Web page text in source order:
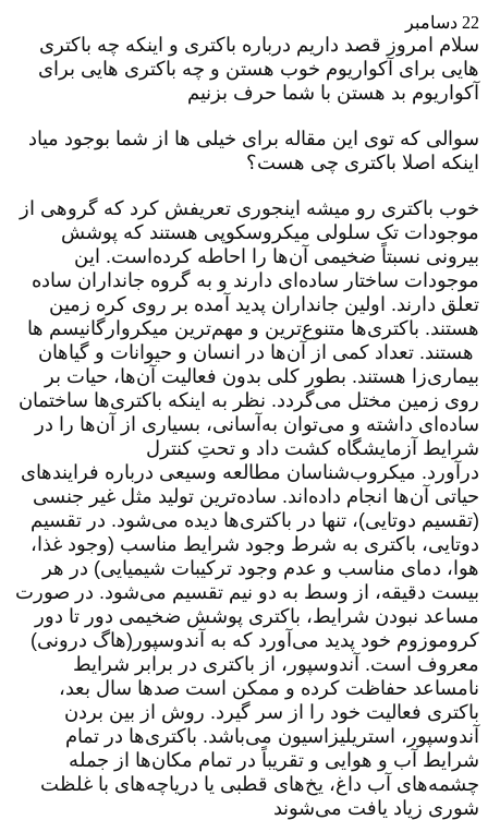
22 دسامبر
سلام امروز قصد داریم درباره باکتری و اینکه چه باکتری
هایی برای آکواریوم خوب هستن و چه باکتری هایی برای
آکواریوم بد هستن با شما حرف بزنیم
سوالی که توی این مقاله برای خیلی ها از شما بوجود میاد
اینکه اصلا باکتری چی هست؟
خوب باکتری رو میشه اینجوری تعریفش کرد که گروهی از
موجودات تک سلولی میکروسکوپی هستند که پوشش
بیرونی نسبتاً ضخیمی آن‌ها را احاطه کرده‌است. این
موجودات ساختار ساده‌ای دارند و به گروه جانداران ساده
تعلق دارند. اولین جانداران پدید آمده بر روی کره زمین‌
هستند. باکتری‌ها متنوع‌ترین و مهم‌ترین میکروارگانیسم ها
هستند. تعداد کمی از آن‌ها در انسان و حیوانات و گیاهان
بیماری‌زا هستند. بطور کلی بدون فعالیت آن‌ها، حیات بر
روی زمین مختل می‌گردد. نظر به اینکه باکتری‌ها ساختمان
ساده‌ای داشته و می‌توان به‌آسانی، بسیاری از آن‌ها را در
شرایط آزمایشگاه کشت داد و تحتِ کنترل
درآورد. میکروب‌شناسان مطالعه وسیعی درباره فرایندهای
حیاتی آن‌ها انجام داده‌اند. ساده‌ترین تولید مثل غیر جنسی
(تقسیم دوتایی)، تنها در باکتری‌ها دیده می‌شود. در تقسیم
دوتایی، باکتری به شرط وجود شرایط مناسب (وجود غذا،
هوا، دمای مناسب و عدم وجود ترکیبات شیمیایی) در هر
بیست دقیقه، از وسط به دو نیم تقسیم می‌شود. در صورت
مساعد نبودن شرایط، باکتری پوشش ضخیمی دور تا دور
کروموزوم خود پدید می‌آورد که به آندوسپور(هاگ درونی)
معروف است. آندوسپور، از باکتری در برابر شرایط
نامساعد حفاظت کرده و ممکن است صدها سال بعد،
باکتری فعالیت خود را از سر گیرد. روش از بین بردن
آندوسپور، استریلیزاسیون می‌باشد. باکتری‌ها در تمام
شرایط آب و هوایی و تقریباً در تمام مکان‌ها از جمله
چشمه‌های آب داغ، یخ‌های قطبی یا دریاچه‌های با غلظت
شوری زیاد یافت می‌شوند